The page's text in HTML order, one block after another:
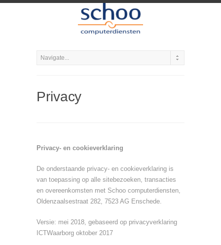
Privacy
Privacy- en cookieverklaring
De onderstaande privacy- en cookieverklaring is
van toepassing op alle sitebezoeken, transacties
en overeenkomsten met Schoo computerdiensten,
Oldenzaalsestraat 282, 7523 AG Enschede.
Versie: mei 2018, gebaseerd op privacyverklaring
ICTWaarborg oktober 2017